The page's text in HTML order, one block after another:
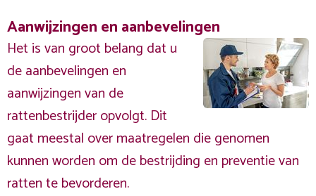
Aanwijzingen en aanbevelingen
Het is van groot belang dat u
de aanbevelingen en
aanwijzingen van de
rattenbestrijder opvolgt. Dit
gaat meestal over maatregelen die genomen
kunnen worden om de bestrijding en preventie van
ratten te bevorderen.